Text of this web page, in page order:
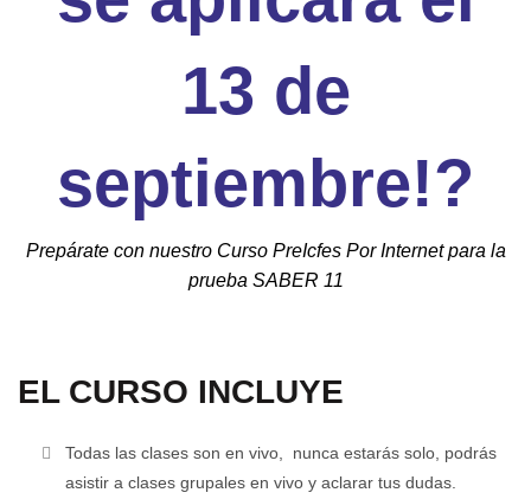
13 de
septiembre!?
Prepárate con nuestro Curso PreIcfes Por Internet para la
prueba SABER 11
EL CURSO INCLUYE
Todas las clases son en vivo, nunca estarás solo, podrás
asistir a clases grupales en vivo y aclarar tus dudas.